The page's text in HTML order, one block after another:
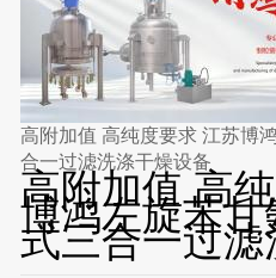
高附加值 高纯度要求 江苏博鸿左旋苯甘氨酸专用筒锥式三
合一过滤洗涤干燥设备
高附加值 高
博鸿左旋苯
式三合一过